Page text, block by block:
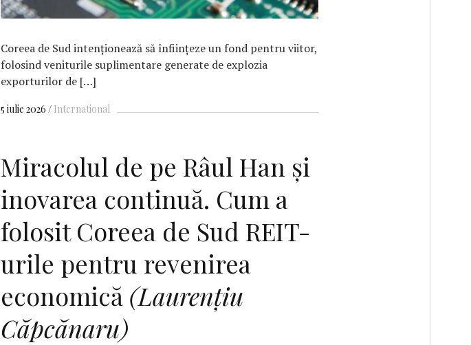
Coreea de Sud intenţionează să înfiinţeze un fond pentru viitor,
folosind veniturile suplimentare generate de explozia
exporturilor de […]
5 iulie 2026 International
Miracolul de pe Râul Han și
inovarea continuă. Cum a
folosit Coreea de Sud REIT-
urile pentru revenirea
economică (Laurențiu
Căpcănaru)